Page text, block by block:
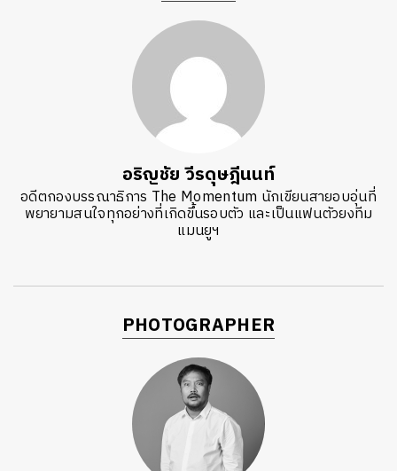
อริญชัย วีรดุษฎีนนท์
อดีตกองบรรณาธิการ The Momentum นักเขียนสายอบอุ่นที่
พยายามสนใจทุกอย่างที่เกิดขึ้นรอบตัว และเป็นแฟนตัวยงทีม
แมนยูฯ
PHOTOGRAPHER